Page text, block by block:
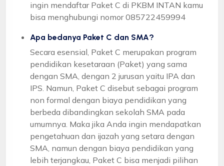
ingin mendaftar Paket C di PKBM INTAN kamu
bisa menghubungi nomor 085722459994
Apa bedanya Paket C dan SMA?
Secara esensial, Paket C merupakan program
pendidikan kesetaraan (Paket) yang sama
dengan SMA, dengan 2 jurusan yaitu IPA dan
IPS. Namun, Paket C disebut sebagai program
non formal dengan biaya pendidikan yang
berbeda dibandingkan sekolah SMA pada
umumnya. Maka jika Anda ingin mendapatkan
pengetahuan dan ijazah yang setara dengan
SMA, namun dengan biaya pendidikan yang
lebih terjangkau, Paket C bisa menjadi pilihan